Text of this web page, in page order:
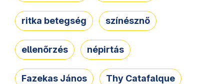
ritka betegség színésznő
ellenőrzés népirtás
Fazekas János Thy Catafalque